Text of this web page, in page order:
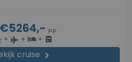
€5264,- p.p.
+ flight + hotel+ directions_bus
cruise chevron_right